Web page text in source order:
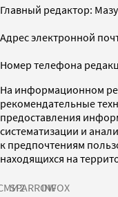
Главный редактор:
Адрес электронной
Номер телефона
На информационном
рекомендательные
предоставления
систематизации и
к предпочтениям
находящихся на
SPARROWINFOX